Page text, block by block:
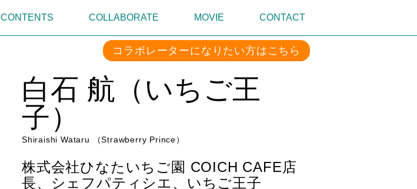
CONTENTS COLLABORATE MOVIE CONTACT
コラボレーターになりたい方はこちら
白石 航（いちご王
子）
Shiraishi Wataru （Strawberry Prince）
株式会社ひなたいちご園 COICH CAFE店
長、シェフパティシエ、いちご王子